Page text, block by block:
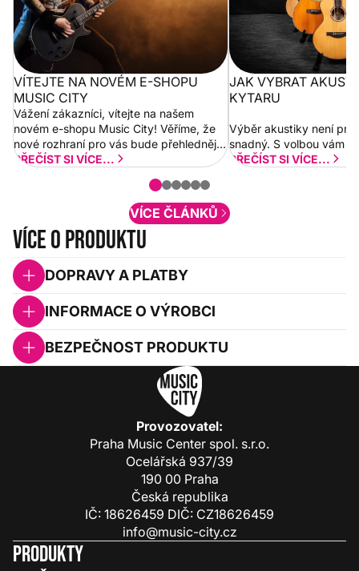
VÍTEJTE NA NOVÉM E-SHOPU
MUSIC CITY
Vážení zákazníci, vítejte na našem
novém e-shopu Music City! Věříme, že
nové rozhraní pro vás bude přehlednější
a rychlejší. Postupně budeme přidávat
PŘEČÍST SI VÍCE...
JAK VYBRAT
KYTARU
Výběr akustiky není pro
snadný. S volbou vám
PŘEČÍST SI VÍCE...
VÍCE ČLÁNKŮ
Více o produktu
DOPRAVY A PLATBY
INFORMACE O VÝROBCI
BEZPEČNOST PRODUKTU
Provozovatel:
Praha Music Center spol. s.r.o.
Ocelářská 937/39
190 00 Praha
Česká republika
IČ: 18626459 DIČ: CZ18626459
info@music-city.cz
Produkty